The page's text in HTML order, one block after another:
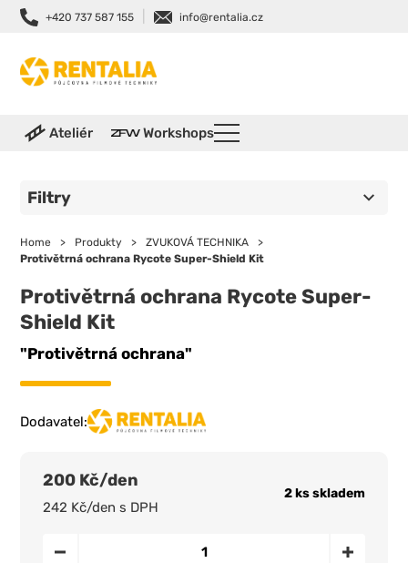
+420 737 587 155 info@rentalia.cz
Ateliér Workshops
Filtry
Home > Produkty > ZVUKOVÁ TECHNIKA
>
Protivětrná ochrana Rycote Super-Shield Kit
Protivětrná ochrana Rycote Super-
Shield Kit
"Protivětrná ochrana"
Dodavatel:
200 Kč/den
242 Kč/den s DPH
2 ks skladem